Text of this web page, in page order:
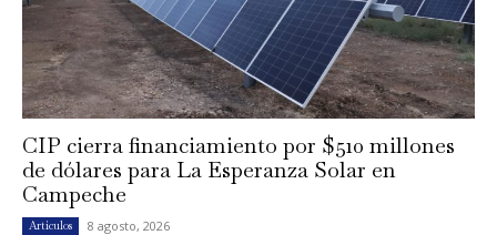
CIP cierra financiamiento por $510 millones
de dólares para La Esperanza Solar en
Campeche
Artículos 8 agosto, 2026